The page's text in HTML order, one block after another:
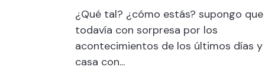
¿Qué tal? ¿cómo estás? supongo que
todavía con sorpresa por los
acontecimientos de los últimos días y
casa con...